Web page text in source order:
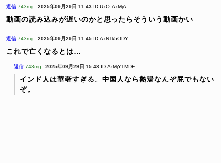
返信 743mg 2025年09月29日 11:43 ID:UxOTAxMjA
動画の読み込みが遅いのかと思ったらそういう動画かい
返信 743mg 2025年09月29日 11:45 ID:AxNTk5ODY
これで亡くなるとは…
返信 743mg 2025年09月29日 15:48 ID:AzMjY1MDE
インド人は華奢すぎる。中国人なら熱湯なんぞ屁でもない
ぞ。